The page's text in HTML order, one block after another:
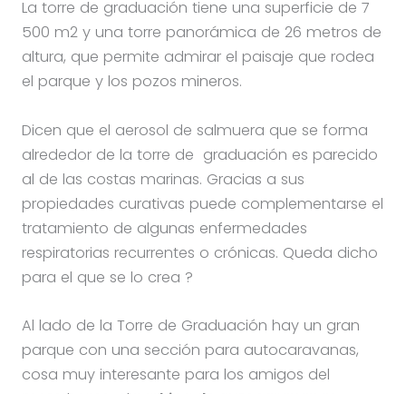
La torre de graduación tiene una superficie de 7
500 m2 y una torre panorámica de 26 metros de
altura, que permite admirar el paisaje que rodea
el parque y los pozos mineros.
Dicen que el aerosol de salmuera que se forma
alrededor de la torre de graduación es parecido
al de las costas marinas. Gracias a sus
propiedades curativas puede complementarse el
tratamiento de algunas enfermedades
respiratorias recurrentes o crónicas. Queda dicho
para el que se lo crea ?
Al lado de la Torre de Graduación hay un gran
parque con una sección para autocaravanas,
cosa muy interesante para los amigos del